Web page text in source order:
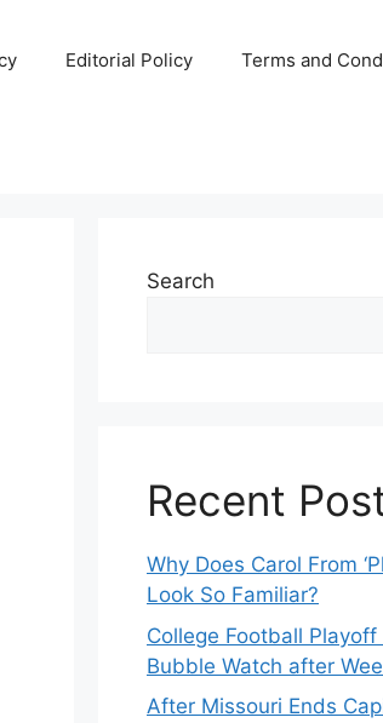
Editorial Policy Terms and
Search
Recent
Why Does Carol From
Look So Familiar?
College Football Playoff
Bubble Watch after
After Missouri Ends